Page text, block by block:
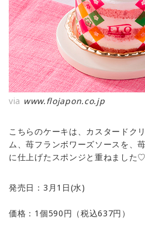
via www.flojapon.co.jp
こちらのケーキは、カスタードク
ム、苺フランボワーズソースを、
に仕上げたスポンジと重ねました♡
発売日：3月1日(水)
価格：1個590円（税込637円）